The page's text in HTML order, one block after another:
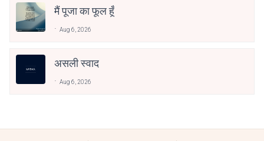
मैं पूजा का फूल हूँ
Aug 6, 2026
असली स्वाद
Aug 6, 2026